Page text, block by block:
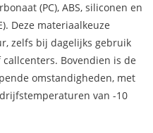
(PC), ABS, siliconen en
Deze materiaalkeuze
zelfs bij dagelijks gebruik
Bovendien is de
omstandigheden, met
van -10